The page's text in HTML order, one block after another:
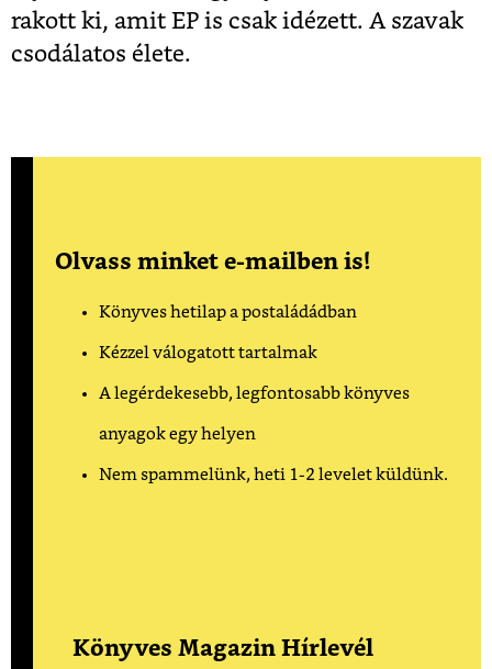
rakott ki, amit EP is csak idézett. A szavak
csodálatos élete.
Olvass minket e-mailben is!
Könyves hetilap a postaládádban
Kézzel válogatott tartalmak
A legérdekesebb, legfontosabb könyves
anyagok egy helyen
Nem spammelünk, heti 1-2 levelet küldünk.
Könyves Magazin Hírlevél